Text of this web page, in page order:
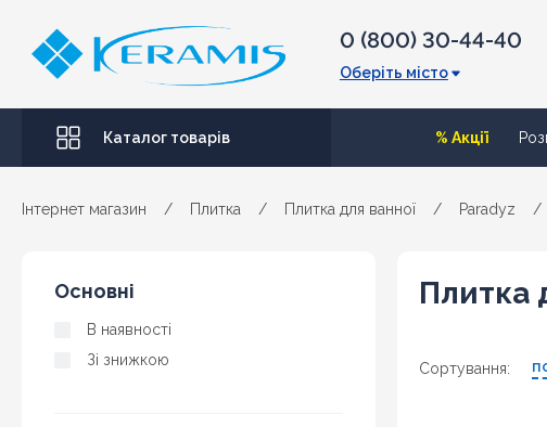
0 (800) 30-44-40
Оберіть місто
Каталог товарів % Акції
Інтернет магазин / Плитка / Плитка для ванної / Paradyz /
Основні
В наявності
Зі знижкою
Плитка
Сортування: